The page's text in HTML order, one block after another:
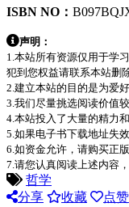
ISBN NO：
声明：
1.本站所有资源仅用于学
犯到您权益请联系本站删
2.建立本站的目的是为爱
3.我们尽量挑选阅读价值
4.本站投入了大量的精力
5.如果电子书下载地址失
6.如资金允许，请购买正版
7.请您认真阅读上述内容
哲学
分享
收藏 点